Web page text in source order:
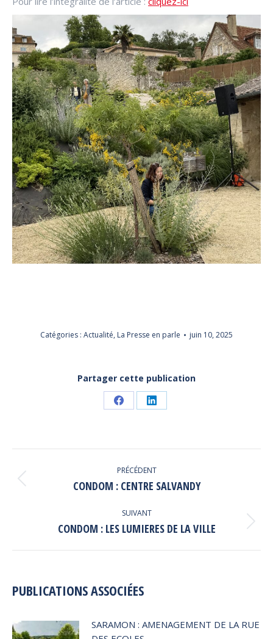
Catégories : Actualité, La Presse en parle juin 10, 2025
Partager cette publication
Partager
Facebook
Partager
LinkedIn
ARTICLE
PRÉCÉDENT
Article
:
CONDOM : CENTRE SALVANDY
SUIVANT
Article
CONDOM : LES LUMIERES DE LA VILLE
PUBLICATIONS ASSOCIÉES
SARAMON : AMENAGEMENT DE LA RUE